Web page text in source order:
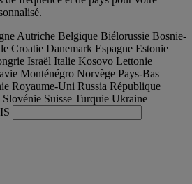
Autriche Belgique Biélorussie Bosnie-
Croatie Danemark Espagne Estonie
Israël Italie Kosovo Lettonie
Monténégro Norvège Pays-Bas
Royaume-Uni Russia République
Slovénie Suisse Turquie Ukraine